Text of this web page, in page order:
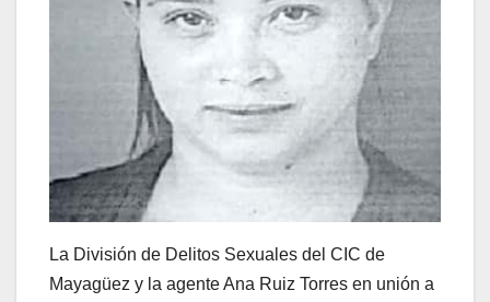
La División de Delitos Sexuales del CIC de
Mayagüez y la agente Ana Ruiz Torres en unión a